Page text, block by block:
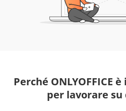
Perché ONLYOFFICE
per lavorare